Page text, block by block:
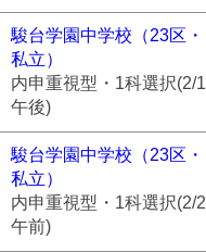
駿台学園中学校（23区・
私立）
内申重視型・1科選択(2/1
午後)
駿台学園中学校（23区・
私立）
内申重視型・1科選択(2/2
午前)